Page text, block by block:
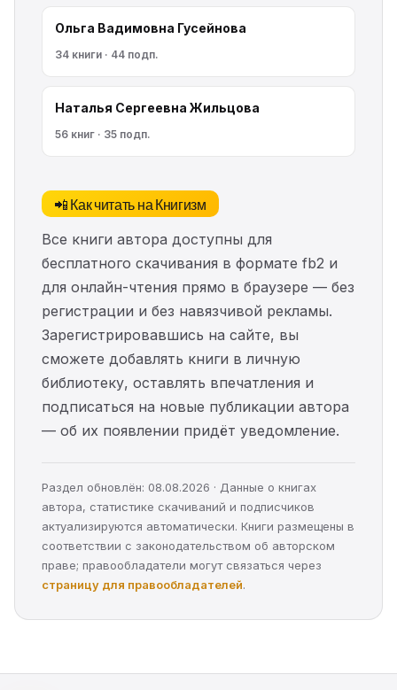
Ольга Вадимовна Гусейнова
34 книги · 44 подп.
Наталья Сергеевна Жильцова
56 книг · 35 подп.
📲 Как читать на Книгизм
Все книги автора доступны для
бесплатного скачивания в формате fb2 и
для онлайн-чтения прямо в браузере — без
регистрации и без навязчивой рекламы.
Зарегистрировавшись на сайте, вы
сможете добавлять книги в личную
библиотеку, оставлять впечатления и
подписаться на новые публикации автора
— об их появлении придёт уведомление.
Раздел обновлён: 08.08.2026 · Данные о книгах
автора, статистике скачиваний и подписчиков
актуализируются автоматически. Книги размещены в
соответствии с законодательством об авторском
праве; правообладатели могут связаться через
страницу для правообладателей.